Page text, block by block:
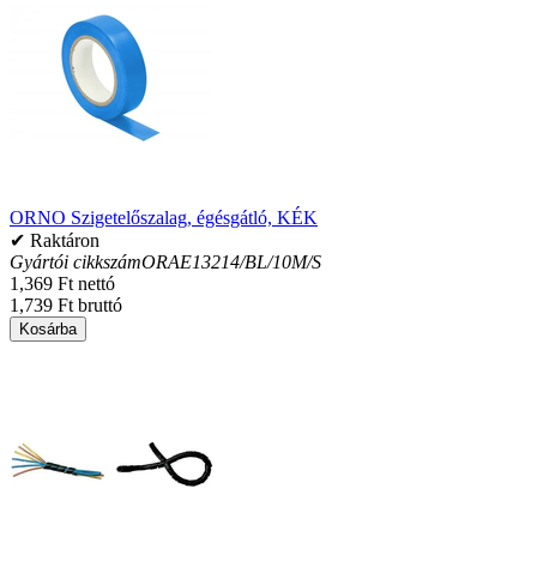
ORNO Szigetelőszalag, égésgátló, KÉK
✔ Raktáron
Gyártói cikkszámORAE13214/BL/10M/S
1,369 Ft nettó
1,739 Ft bruttó
Kosárba